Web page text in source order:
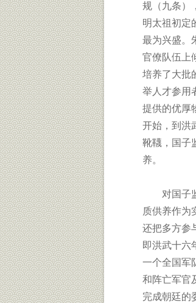
规（九条）
明太祖初定
最为兴盛。
官僚队伍上
培养了大批
举人才参用
提供的优厚
开始，到洪
靴韈，国子
养。
对国子监
质供养作为
还把多方参
即洪武十六
一个全国军
和阵亡军官
完成朝廷的